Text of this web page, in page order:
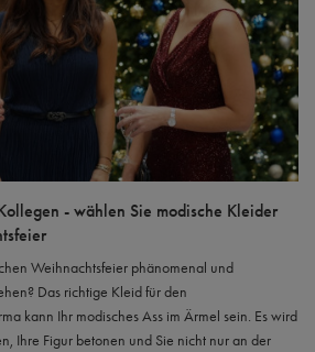
- wählen Sie modische Kleider
Weihnachtsfeier phänomenal und
Das richtige Kleid für den
kann Ihr modisches Ass im Ärmel sein. Es wird
Ihre Figur betonen und Sie nicht nur an der